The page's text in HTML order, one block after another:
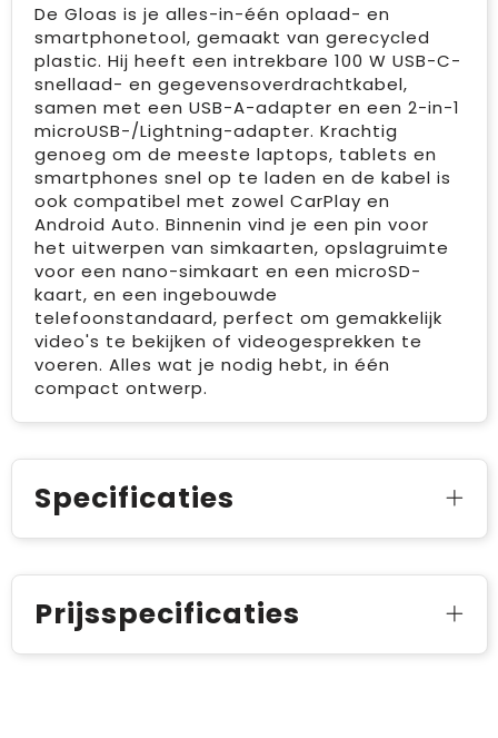
De Gloas is je alles-in-één oplaad- en
smartphonetool, gemaakt van gerecycled
plastic. Hij heeft een intrekbare 100 W USB-C-
snellaad- en gegevensoverdrachtkabel,
samen met een USB-A-adapter en een 2-in-1
microUSB-/Lightning-adapter. Krachtig
genoeg om de meeste laptops, tablets en
smartphones snel op te laden en de kabel is
ook compatibel met zowel CarPlay en
Android Auto. Binnenin vind je een pin voor
het uitwerpen van simkaarten, opslagruimte
voor een nano-simkaart en een microSD-
kaart, en een ingebouwde
telefoonstandaard, perfect om gemakkelijk
video's te bekijken of videogesprekken te
voeren. Alles wat je nodig hebt, in één
compact ontwerp.
Specificaties
Prijsspecificaties